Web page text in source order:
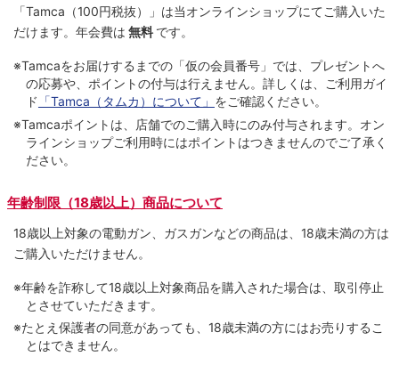
「Tamca （100円税抜）
」は当オンラインショップにてご購⼊いた
だけます。 年会費は 無料 です。
※Tamcaをお届けするまでの「仮の会員番号」では、プレゼントへ
の応募や、ポイントの付与は⾏えません。詳しくは、ご利⽤ガイ
ド 「Tamca（タムカ）について」 をご確認ください。
※Tamcaポイントは、店舗でのご購⼊時にのみ付与されます。オン
ラインショップご利用時にはポイントはつきませんのでご了承く
ださい。
年齢制限（18歳以上）商品について
18歳以上対象の電動ガン、ガスガンなどの商品は、18歳未満の方は
ご購入いただけません。
※年齢を詐称して18歳以上対象商品を購入された場合は、取引停止
とさせていただきます。
※たとえ保護者の同意があっても、18歳未満の方にはお売りするこ
とはできません。